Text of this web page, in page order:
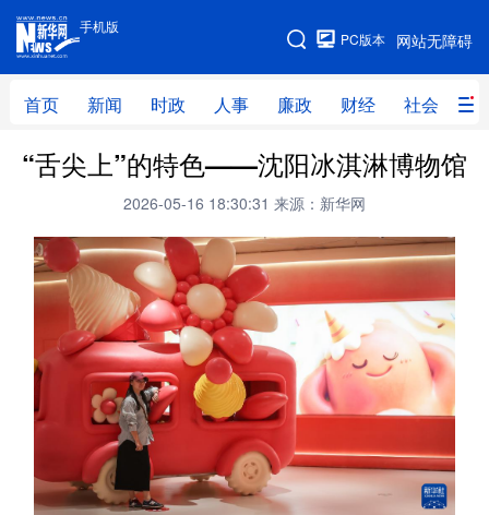
手机版
网站无障碍
PC版本
首页 新闻 时政 人事 廉政 财经 社会 科
手机版
网站地图
首页 新闻 时政 人事
财经 社会
文化 教育 健康 旅游
体育 视频 直播 无人机
地方频道
辽宁 吉林 上海 江苏
“舌尖上”的特色——沈阳冰淇淋博物馆
2026-05-16 18:30:31 来源：新华网